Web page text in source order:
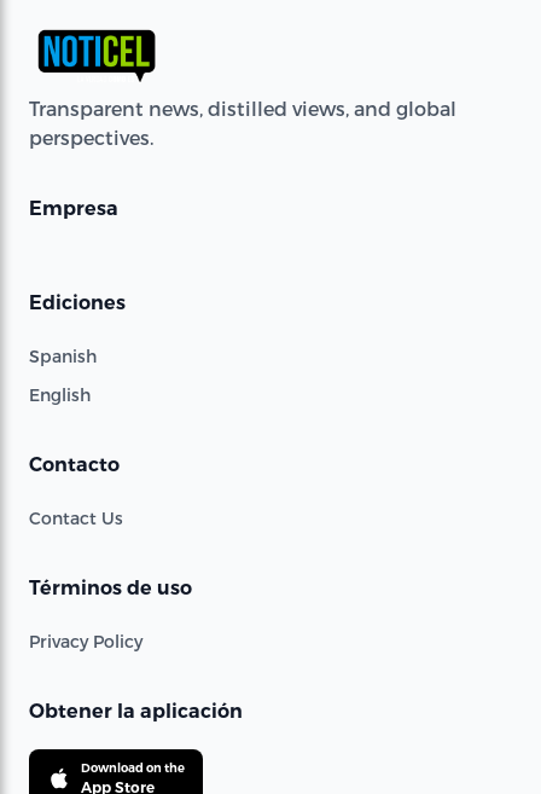
Transparent news, distilled views, and global
perspectives.
Empresa
Ediciones
Spanish
English
Contacto
Contact Us
Términos de uso
Privacy Policy
Obtener la aplicación
Download on the
App Store